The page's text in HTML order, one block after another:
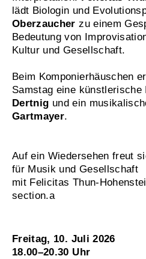
lädt Biologin und
Oberzaucher zu einem
Bedeutung von
Kultur und Gesellschaft.
Beim Komponierhäuschen
Samstag eine
Dertnig und ein
Gartmayer.
Auf ein Wiedersehen freut
für Musik und Gesellschaft
mit Felicitas Thun-
section.a
Freitag, 10. Juli 2026
18.00–20.30 Uhr